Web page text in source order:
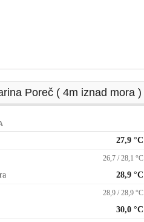
Poreč ( 4m iznad mora )
27,9 °C
26,7 / 28,1 °C
28,9 °C
28,9 / 28,9 °C
30,0 °C